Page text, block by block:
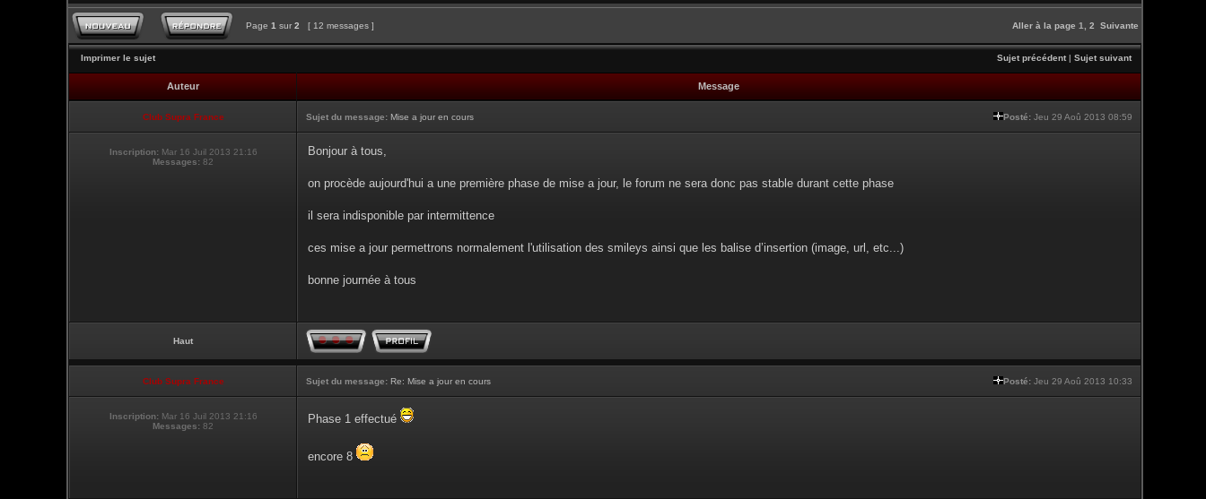
Page 1 sur 2 [ 12 messages ] Aller à la page 1 2 Suivante
Imprimer le sujet Sujet précédent| Sujet suivant
Auteur Message
Club Supra France Sujet du message: Mise a jour en cours Posté: Jeu 29 Aoû 2013 08:59
Inscription: Mar 16 Juil 2013 21:16
Messages: 82
Bonjour à tous,
on procède aujourd'hui a une première phase de mise a jour, le forum ne sera donc pas stable durant cette phase
il sera indisponible par intermittence
ces mise a jour permettrons normalement l'utilisation des smileys ainsi que les balise d’insertion (image, url, etc...)
bonne journée à tous
Haut
Club Supra France Sujet du message: Re: Mise a jour en cours Posté: Jeu 29 Aoû 2013 10:33
Inscription: Mar 16 Juil 2013 21:16
Messages: 82
Phase 1 effectué
encore 8